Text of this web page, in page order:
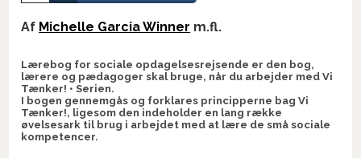
Af Michelle Garcia Winner m.fl.
Lærebog for sociale opdagelsesrejsende er den bog,
lærere og pædagoger skal bruge, når du arbejder med Vi
Tænker! • Serien.
I bogen gennemgås og forklares principperne bag Vi
Tænker!, ligesom den indeholder en lang række
øvelsesark til brug i arbejdet med at lære de små sociale
kompetencer.